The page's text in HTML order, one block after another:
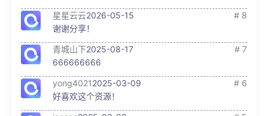
星星云云2026-05-15
# 8
谢谢分享！
青城山下2025-08-17
# 7
666666666
yong40212025-03-09
# 6
好喜欢这个资源！